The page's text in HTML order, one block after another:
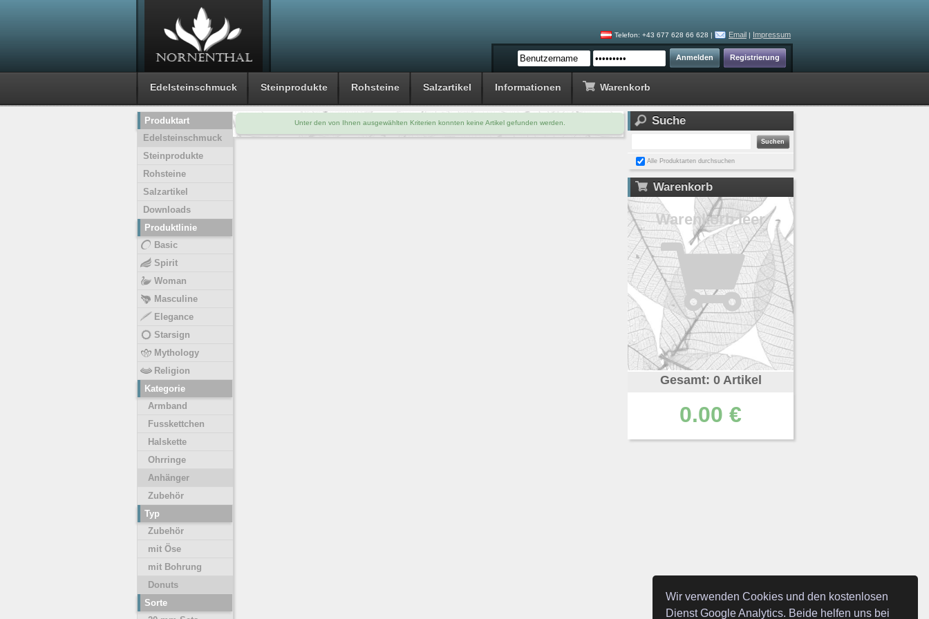
Wir verwenden Cookies und den kostenlosen
Dienst Google Analytics. Beide helfen uns bei
Telefon: +43 677 628 66 628 | Email | Impressum
Edelsteinschmuck Steinprodukte Rohsteine Salzartikel Informationen Warenkorb
Unter den von Ihnen ausgewählten Kriterien konnten keine Artikel gefunden werden.
Produktart
Edelsteinschmuck
Steinprodukte
Rohsteine
Salzartikel
Downloads
Produktlinie
Basic
Spirit
Woman
Masculine
Elegance
Starsign
Mythology
Religion
Kategorie
Armband
Fusskettchen
Halskette
Ohrringe
Anhänger
Zubehör
Typ
Zubehör
mit Öse
mit Bohrung
Donuts
Sorte
Suche
Alle Produktarten durchsuchen
Warenkorb
Warenkorb leer
Gesamt: 0 Artikel
0.00 €